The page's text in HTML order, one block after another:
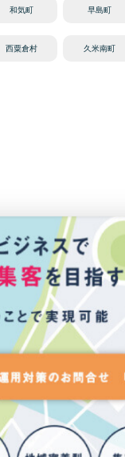
和気町 早島町
西粟倉村 久米南町